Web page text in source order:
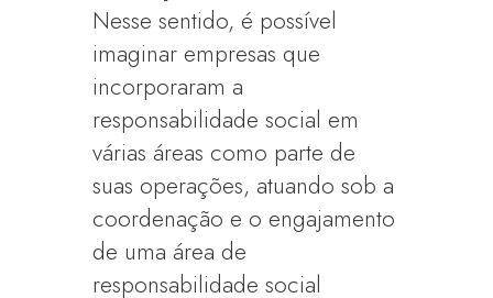
Nesse sentido, é possível
imaginar empresas que
incorporaram a
responsabilidade social em
várias áreas como parte de
suas operações, atuando sob a
coordenação e o engajamento
de uma área de
responsabilidade social